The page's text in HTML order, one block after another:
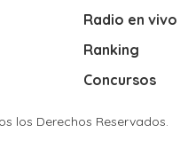
Radio en vivo
Ranking
Concursos
los Derechos Reservados.